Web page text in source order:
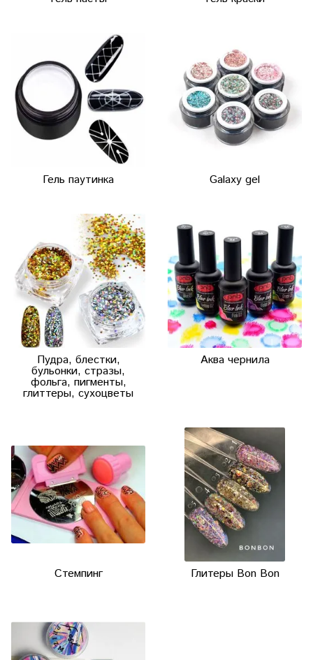
Гель паутинка Galaxy gel
Пудра, блестки,
бульонки, стразы,
фольга, пигменты,
глиттеры, сухоцветы
Аква чернила
Стемпинг Глитеры Bon Bon